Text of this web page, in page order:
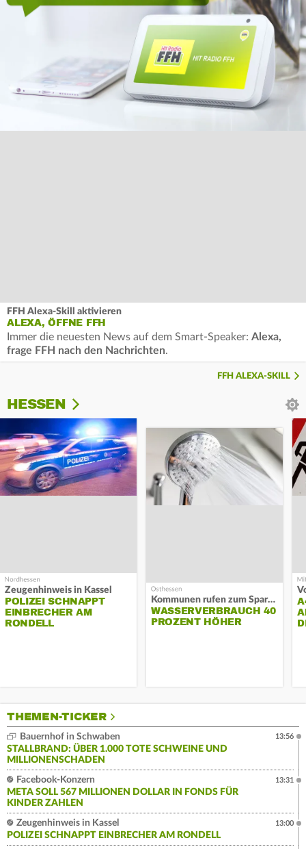
FFH Alexa-Skill aktivieren
ALEXA, ÖFFNE FFH
Immer die neuesten News auf dem Smart-Speaker: Alexa,
frage FFH nach den Nachrichten.
FFH ALEXA-SKILL
HESSEN
Zeugenhinweis in Kassel
POLIZEI SCHNAPPT
EINBRECHER AM
RONDELL
Kommunen rufen zum Sparen auf
WASSERVERBRAUCH 40
PROZENT HÖHER
THEMEN-TICKER
Bauernhof in Schwaben
STALLBRAND: ÜBER 1.000 TOTE SCHWEINE UND
MILLIONENSCHADEN
13:56
Facebook-Konzern
META SOLL 567 MILLIONEN DOLLAR IN FONDS FÜR
KINDER ZAHLEN
13:31
Zeugenhinweis in Kassel
POLIZEI SCHNAPPT EINBRECHER AM RONDELL
13:00